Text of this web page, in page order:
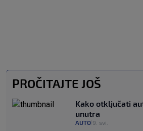
PROČITAJTE JOŠ
Kako otključati
unutra
AUTO 9. svi.